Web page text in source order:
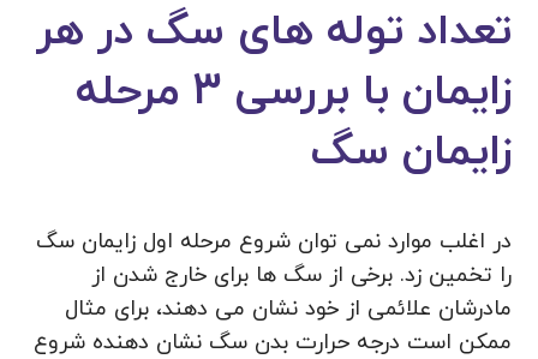
تعداد توله های سگ در هر
زایمان با بررسی 3 مرحله
زایمان سگ
در اغلب موارد نمی توان شروع مرحله اول زایمان‌ سگ
را تخمین زد. برخی از سگ ها برای خارج شدن از
مادرشان علائمی از خود نشان می دهند، برای مثال
ممکن است درجه حرارت بدن سگ نشان دهنده شروع